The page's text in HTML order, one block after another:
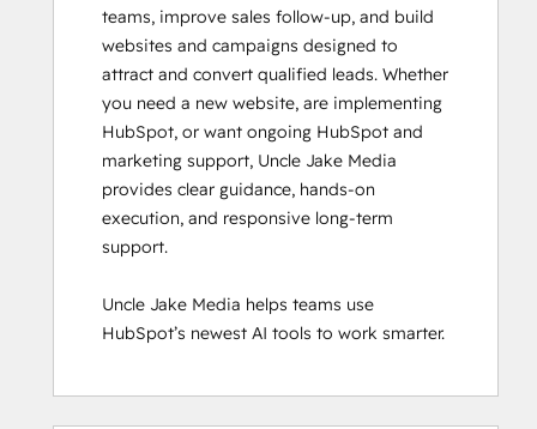
teams, improve sales follow-up, and build
websites and campaigns designed to
attract and convert qualified leads. Whether
you need a new website, are implementing
HubSpot, or want ongoing HubSpot and
marketing support, Uncle Jake Media
provides clear guidance, hands-on
execution, and responsive long-term
support.
Uncle Jake Media helps teams use
HubSpot’s newest AI tools to work smarter.